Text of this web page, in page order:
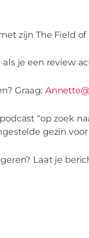
zijn The Field
je een review
Graag:
“op zoek
gezin voor
Laat je